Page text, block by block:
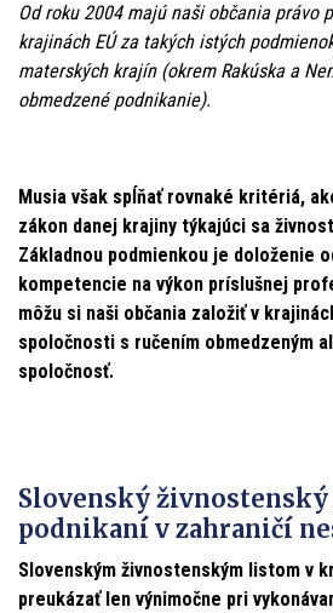
Od roku 2004 majú naši občania právo
krajinách EÚ za takých istých
materských krajín (okrem Rakúska a
obmedzené podnikanie).
Musia však spĺňať rovnaké kritériá,
zákon danej krajiny týkajúci sa
Základnou podmienkou je doloženie
kompetencie na výkon príslušnej
môžu si naši občania založiť v
spoločnosti s ručením obmedzeným
spoločnosť.
Slovenský
podnikaní v zahraničí
Slovenským živnostenským listom v
preukázať len výnimočne pri